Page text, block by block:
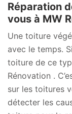
Réparation
vous à MW
Une toiture
avec le temps.
toiture de ce
Rénovation .
sur les toitures
détecter les